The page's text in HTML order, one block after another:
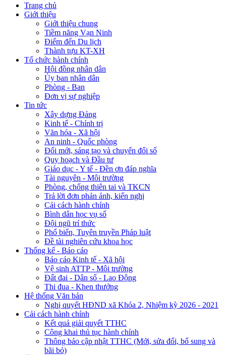
Trang chủ
Giới thiệu
Giới thiệu chung
Tiềm năng Vạn Ninh
Điểm đến Du lịch
Thành tựu KT-XH
Tổ chức hành chính
Hội đồng nhân dân
Ủy ban nhân dân
Phòng - Ban
Đơn vị sự nghiệp
Tin tức
Xây dựng Đảng
Kinh tế - Chính trị
Văn hóa - Xã hội
An ninh - Quốc phòng
Đổi mới, sáng tạo và chuyển đổi số
Quy hoạch và Đầu tư
Giáo dục - Y tế - Đền ơn đáp nghĩa
Tài nguyên - Môi trường
Phòng, chống thiên tai và TKCN
Trả lời đơn phản ánh, kiến nghị
Cải cách hành chính
Bình dân học vụ số
Đội ngũ trí thức
Phổ biến, Tuyên truyền Pháp luật
Đề tài nghiên cứu khoa học
Thống kế - Báo cáo
Báo cáo Kinh tế - Xã hội
Vệ sinh ATTP - Môi trường
Đất đai - Dân số - Lao Động
Thi đua - Khen thưởng
Hệ thống Văn bản
Nghị quyết HĐND xã Khóa 2, Nhiệm kỳ 2026 - 2021
Cải cách hành chính
Kết quả giải quyết TTHC
Công khai thủ tục hành chính
Thông báo cập nhật TTHC (Mới, sửa đổi, bổ sung và
bãi bỏ)